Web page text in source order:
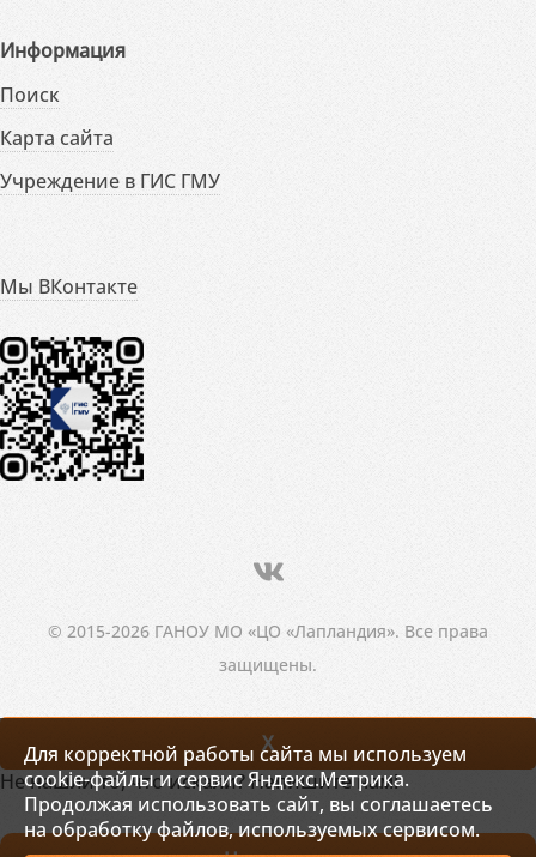
Информация
Поиск
Карта сайта
Учреждение в ГИС ГМУ
Мы ВКонтакте
© 2015-2026 ГАНОУ МО «ЦО «Лапландия». Все права
защищены.
Для корректной работы сайта мы используем
cookie-файлы и сервис Яндекс.Метрика.
Продолжая использовать сайт, вы соглашаетесь
на обработку файлов, используемых сервисом.
X
Не нашли то, что искали? Напишите нам!